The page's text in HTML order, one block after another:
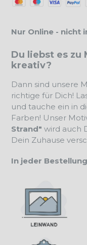
Nur Online - nicht
Du liebst es zu
kreativ?
Dann sind unsere
richtige für Dich!
und tauche ein in
Farben! Unser
Strand" wird auch
Dein Zuhause
In jeder